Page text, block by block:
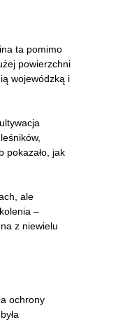
ta pomimo
powierzchni
wojewódzką i
pokazało, jak
ale
–
z niewielu
ochrony